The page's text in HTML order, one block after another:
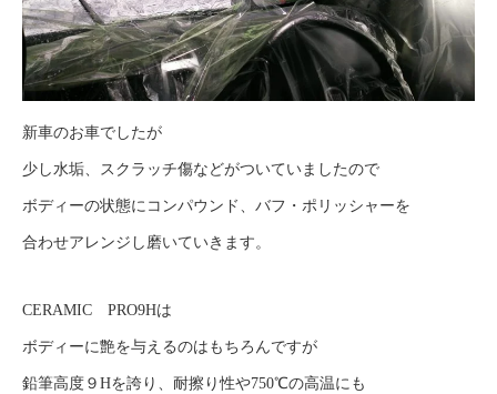
新車のお車でしたが
少し水垢、スクラッチ傷などがついていましたので
ボディーの状態にコンパウンド、バフ・ポリッシャーを
合わせアレンジし磨いていきます。
CERAMIC PRO9Hは
ボディーに艶を与えるのはもちろんですが
鉛筆高度９Hを誇り、耐擦り性や750℃の高温にも